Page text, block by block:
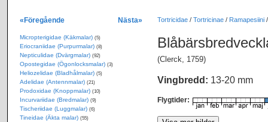
Tortricidae/ Tortricinae/ Ramapesiini
(Clerck, 1759)
Vingbredd: 13-20 mm
Flygtider:
«Föregående Nästa»
Micropterigidae (Käkmalar) (5)
Eriocraniidae (Purpurmalar) (8)
Nepticulidae (Dvärgmalar) (92)
Opostegidae (Ögonlocksmalar) (3)
Heliozelidae (Bladhålmalar) (5)
Adelidae (Antennmalar) (21)
Prodoxidae (Knoppmalar) (10)
Incurvariidae (Bredmalar) (9)
Tischeriidae (Luggmalar) (6)
Tineidae (Äkta malar) (55)